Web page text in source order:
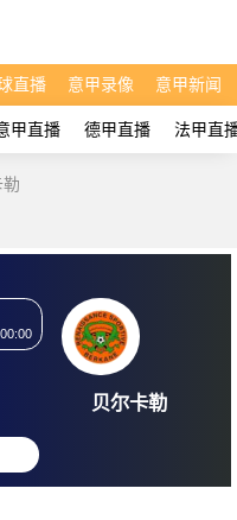
直播 意甲录像 意甲新闻
甲直播 德甲直播 法甲直
06-04 04:00:00
: 贝尔